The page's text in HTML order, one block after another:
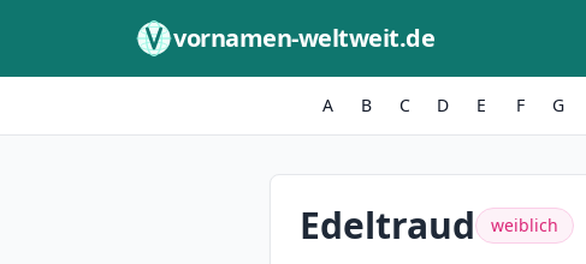
vornamen-weltweit.de
A B C D E F G
Edeltraud weiblich